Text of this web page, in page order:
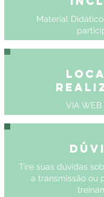
Material
VIA WEB
Tire suas dúvidas
a transmissão ou